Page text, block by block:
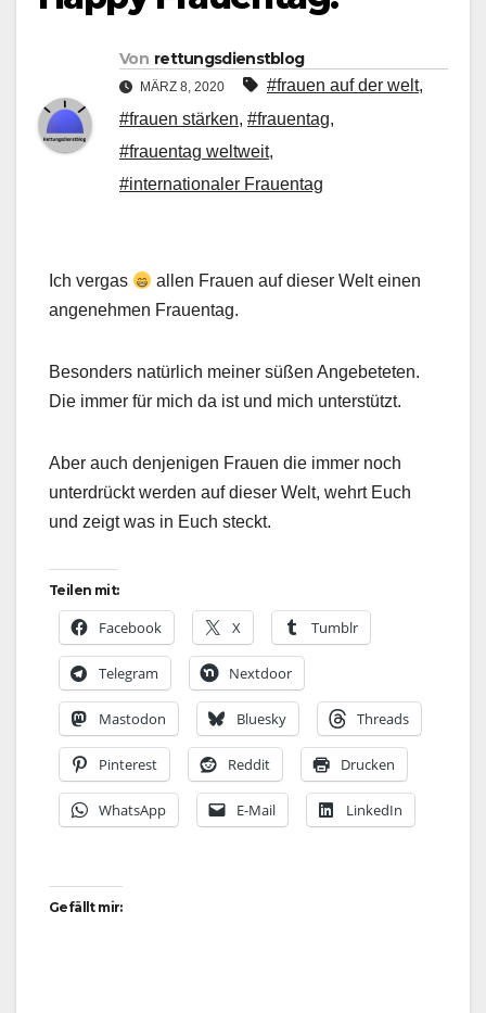
Von rettungsdienstblog
MÄRZ 8, 2020 #frauen auf der welt,
#frauen stärken, #frauentag,
#frauentag weltweit,
#internationaler Frauentag
Ich vergas
allen Frauen auf dieser Welt einen
angenehmen Frauentag.
Besonders natürlich meiner süßen Angebeteten.
Die immer für mich da ist und mich unterstützt.
Aber auch denjenigen Frauen die immer noch
unterdrückt werden auf dieser Welt, wehrt Euch
und zeigt was in Euch steckt.
Teilen mit:
Facebook X Tumblr
Telegram Nextdoor
Mastodon Bluesky Threads
Pinterest Reddit Drucken
WhatsApp E-Mail LinkedIn
Gefällt mir: